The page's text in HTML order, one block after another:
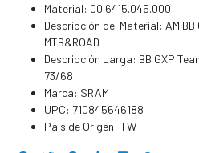
Material: 00.6415.045.000
Descripción del Material: AM BB
MTB&ROAD
Descripción Larga: BB GXP
73/68
Marca: SRAM
UPC: 710845646188
País de Origen: TW